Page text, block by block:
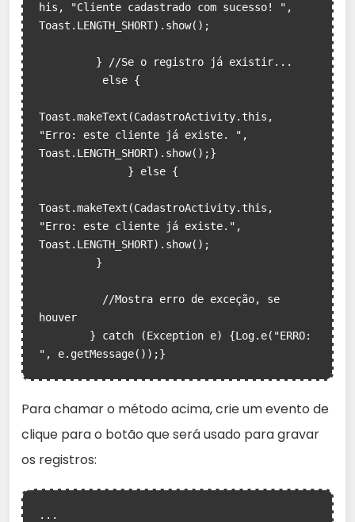
his, "Cliente cadastrado com sucesso! ",
Toast.LENGTH_SHORT).show();
Toast.makeText(CadastroActivity.this,
"Erro: este cliente já existe. ",
Toast.LENGTH_SHORT).show();}
Toast.makeText(CadastroActivity.this,
"Erro: este cliente já existe.",
Toast.LENGTH_SHORT).show();
houver
", e.getMessage());}
Para chamar o método acima, crie um evento de
clique para o botão que será usado para gravar
os registros:
...